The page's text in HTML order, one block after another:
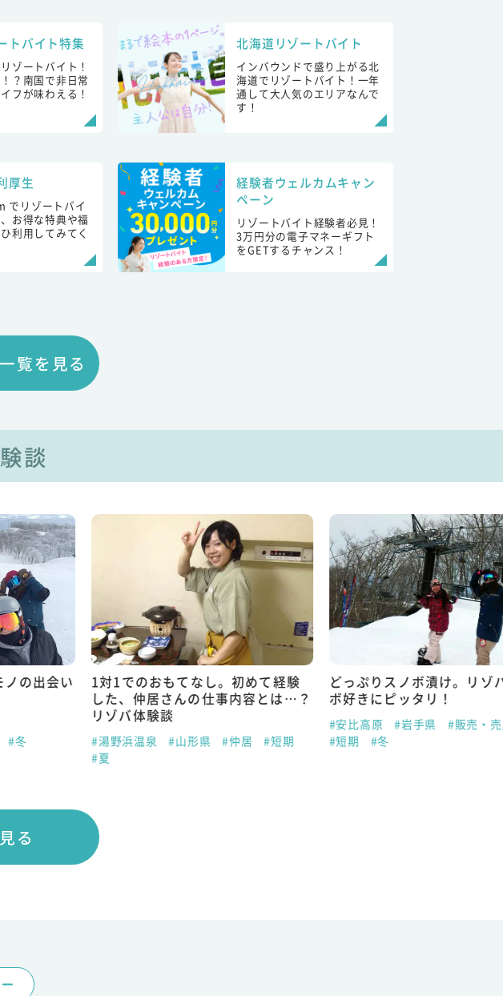
トバイト特集
ゾートバイト！
？南国で非日常
フが味わえる！
北海道リゾートバイト
インバウンドで盛り上がる北
海道でリゾートバイト！一年
通して大人気のエリアなんで
す！
厚生
でリゾートバイ
お得な特典や福
利用してみてく
経験者ウェルカムキャン
ペーン
リゾートバイト経験者必見！
3万円分の電子マネーギフト
をGETするチャンス！
覧を見る
談
ノの出会い
#冬
1対1でのおもてなし。初めて経験
した、仲居さんの仕事内容とは…？
リゾバ体験談
#湯野浜温泉 #山形県 #仲居
#短期
#夏
どっぷりスノボ漬け。リゾ
ボ好きにピッタリ！
#安比高原 #岩手県
#販売・
#短期
#冬
る